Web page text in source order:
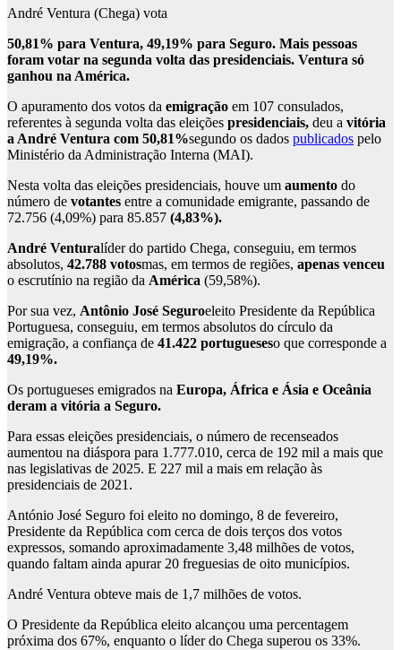
André Ventura (Chega) vota
50,81% para Ventura, 49,19% para Seguro. Mais pessoas
foram votar na segunda volta das presidenciais. Ventura só
ganhou na América.
O apuramento dos votos da emigração em 107 consulados,
referentes à segunda volta das eleições presidenciais, deu a vitória
a André Ventura com 50,81%segundo os dados publicados pelo
Ministério da Administração Interna (MAI).
Nesta volta das eleições presidenciais, houve um aumento do
número de votantes entre a comunidade emigrante, passando de
72.756 (4,09%) para 85.857 (4,83%).
André Venturalíder do partido Chega, conseguiu, em termos
absolutos, 42.788 votosmas, em termos de regiões, apenas venceu
o escrutínio na região da América (59,58%).
Por sua vez, Antônio José Seguroeleito Presidente da República
Portuguesa, conseguiu, em termos absolutos do círculo da
emigração, a confiança de 41.422 portugueseso que corresponde a
49,19%.
Os portugueses emigrados na Europa, África e Ásia e Oceânia
deram a vitória a Seguro.
Para essas eleições presidenciais, o número de recenseados
aumentou na diáspora para 1.777.010, cerca de 192 mil a mais que
nas legislativas de 2025. E 227 mil a mais em relação às
presidenciais de 2021.
António José Seguro foi eleito no domingo, 8 de fevereiro,
Presidente da República com cerca de dois terços dos votos
expressos, somando aproximadamente 3,48 milhões de votos,
quando faltam ainda apurar 20 freguesias de oito municípios.
André Ventura obteve mais de 1,7 milhões de votos.
O Presidente da República eleito alcançou uma percentagem
próxima dos 67%, enquanto o líder do Chega superou os 33%.